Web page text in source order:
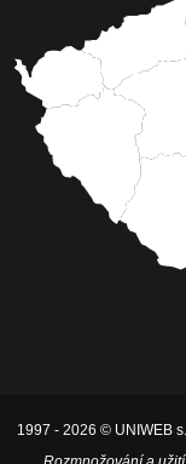
1997 - 2026 © UNIWEB